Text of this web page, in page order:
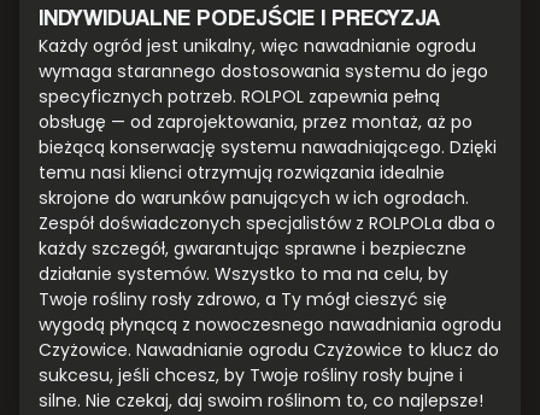
INDYWIDUALNE PODEJŚCIE I PRECYZJA
Każdy ogród jest unikalny, więc nawadnianie ogrodu
wymaga starannego dostosowania systemu do jego
specyficznych potrzeb. ROLPOL zapewnia pełną
obsługę — od zaprojektowania, przez montaż, aż po
bieżącą konserwację systemu nawadniającego. Dzięki
temu nasi klienci otrzymują rozwiązania idealnie
skrojone do warunków panujących w ich ogrodach.
Zespół doświadczonych specjalistów z ROLPOLa dba o
każdy szczegół, gwarantując sprawne i bezpieczne
działanie systemów. Wszystko to ma na celu, by
Twoje rośliny rosły zdrowo, a Ty mógł cieszyć się
wygodą płynącą z nowoczesnego nawadniania ogrodu
Czyżowice. Nawadnianie ogrodu Czyżowice to klucz do
sukcesu, jeśli chcesz, by Twoje rośliny rosły bujne i
silne. Nie czekaj, daj swoim roślinom to, co najlepsze!